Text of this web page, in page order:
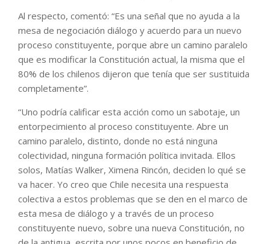
Al respecto, comentó: “Es una señal que no ayuda a la
mesa de negociación diálogo y acuerdo para un nuevo
proceso constituyente, porque abre un camino paralelo
que es modificar la Constitución actual, la misma que el
80% de los chilenos dijeron que tenía que ser sustituida
completamente”.
“Uno podría calificar esta acción como un sabotaje, un
entorpecimiento al proceso constituyente. Abre un
camino paralelo, distinto, donde no está ninguna
colectividad, ninguna formación política invitada. Ellos
solos, Matías Walker, Ximena Rincón, deciden lo qué se
va hacer. Yo creo que Chile necesita una respuesta
colectiva a estos problemas que se den en el marco de
esta mesa de diálogo y a través de un proceso
constituyente nuevo, sobre una nueva Constitución, no